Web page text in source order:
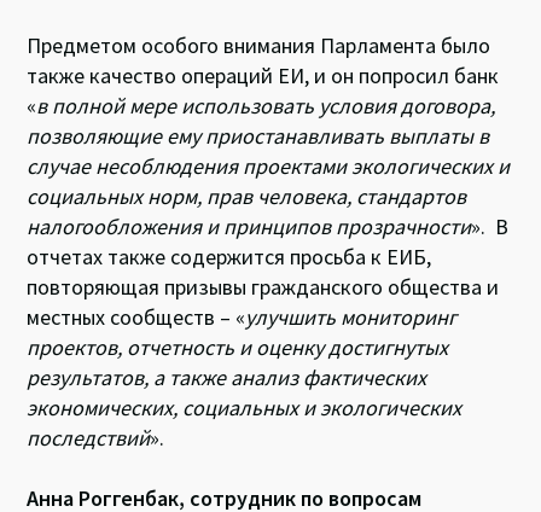
Предметом особого внимания Парламента было
также качество операций ЕИ, и он попросил банк
«в полной мере использовать условия договора,
позволяющие ему приостанавливать выплаты в
случае несоблюдения проектами экологических и
социальных норм, прав человека, стандартов
налогообложения и принципов прозрачности». В
отчетах также содержится просьба к ЕИБ,
повторяющая призывы гражданского общества и
местных сообществ – «улучшить мониторинг
проектов, отчетность и оценку достигнутых
результатов, а также анализ фактических
экономических, социальных и экологических
последствий».
Анна Роггенбак, сотрудник по вопросам